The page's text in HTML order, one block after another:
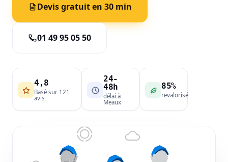
Devis gratuit en 30 min
01 49 95 05 50
4,8
Basé sur 121
avis
24-
48h
délai à
Meaux
85%
revalorisé